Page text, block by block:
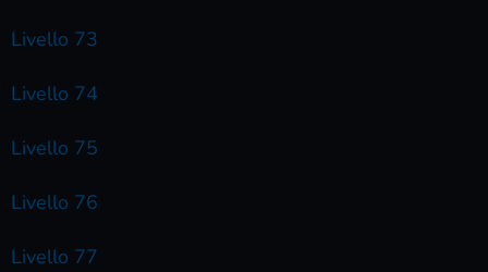
Livello 73
Livello 74
Livello 75
Livello 76
Livello 77